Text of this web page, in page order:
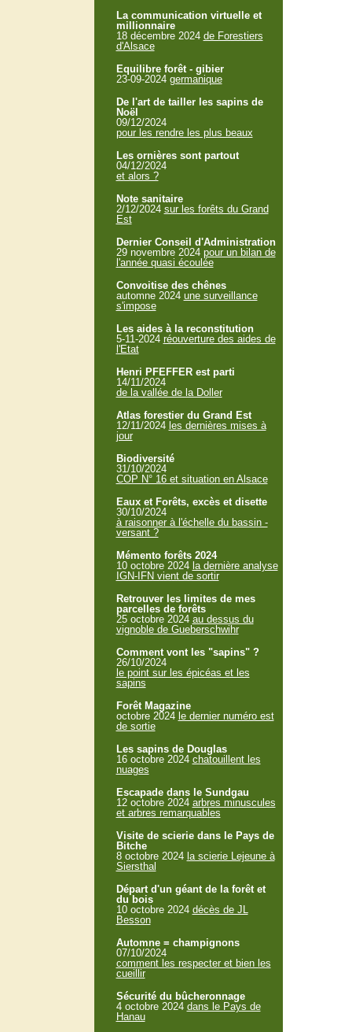
La communication virtuelle et
millionnaire
18 décembre 2024 de Forestiers
d'Alsace
Equilibre forêt - gibier
23-09-2024 germanique
De l'art de tailler les sapins de
Noël
09/12/2024
pour les rendre les plus beaux
Les ornières sont partout
04/12/2024
et alors ?
Note sanitaire
2/12/2024 sur les forêts du Grand
Est
Dernier Conseil d'Administration
29 novembre 2024 pour un bilan de
l'année quasi écoulée
Convoitise des chênes
automne 2024 une surveillance
s'impose
Les aides à la reconstitution
5-11-2024 réouverture des aides de
l'Etat
Henri PFEFFER est parti
14/11/2024
de la vallée de la Doller
Atlas forestier du Grand Est
12/11/2024 les dernières mises à
jour
Biodiversité
31/10/2024
COP N° 16 et situation en Alsace
Eaux et Forêts, excès et disette
30/10/2024
à raisonner à l'échelle du bassin -
versant ?
Mémento forêts 2024
10 octobre 2024 la dernière analyse
IGN-IFN vient de sortir
Retrouver les limites de mes
parcelles de forêts
25 octobre 2024 au dessus du
vignoble de Gueberschwihr
Comment vont les "sapins" ?
26/10/2024
le point sur les épicéas et les
sapins
Forêt Magazine
octobre 2024 le dernier numéro est
de sortie
Les sapins de Douglas
16 octobre 2024 chatouillent les
nuages
Escapade dans le Sundgau
12 octobre 2024 arbres minuscules
et arbres remarquables
Visite de scierie dans le Pays de
Bitche
8 octobre 2024 la scierie Lejeune à
Siersthal
Départ d'un géant de la forêt et
du bois
10 octobre 2024 décès de JL
Besson
Automne = champignons
07/10/2024
comment les respecter et bien les
cueillir
Sécurité du bûcheronnage
4 octobre 2024 dans le Pays de
Hanau